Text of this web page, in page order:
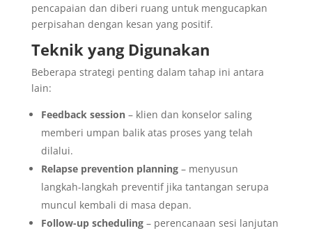
pencapaian dan diberi ruang untuk mengucapkan
perpisahan dengan kesan yang positif.
Teknik yang Digunakan
Beberapa strategi penting dalam tahap ini antara
lain:
Feedback session– klien dan konselor saling
memberi umpan balik atas proses yang telah
dilalui.
Relapse prevention planning– menyusun
langkah-langkah preventif jika tantangan serupa
muncul kembali di masa depan.
Follow-up scheduling– perencanaan sesi lanjutan